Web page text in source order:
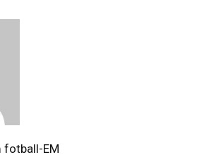
fotball-EM